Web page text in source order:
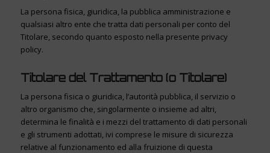
La persona fisica, giuridica, la pubblica amministrazione e
qualsiasi altro ente che tratta dati personali per conto del
Titolare, secondo quanto esposto nella presente privacy
policy.
Titolare del Trattamento (o Titolare)
La persona fisica o giuridica, l’autorità pubblica, il servizio o
altro organismo che, singolarmente o insieme ad altri,
determina le finalità e i mezzi del trattamento di dati personali
e gli strumenti adottati, ivi comprese le misure di sicurezza
relative al funzionamento ed alla fruizione di questa